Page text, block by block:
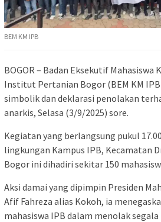
BEM KM IPB
BOGOR – Badan Eksekutif Mahasiswa
Institut Pertanian Bogor (BEM KM
simbolik dan deklarasi penolakan
anarkis, Selasa (3/9/2025) sore.
Kegiatan yang berlangsung pukul
lingkungan Kampus IPB, Kecamatan
Bogor ini dihadiri sekitar 150
Aksi damai yang dipimpin Presiden
Afif Fahreza alias Kokoh, ia
mahasiswa IPB dalam menolak